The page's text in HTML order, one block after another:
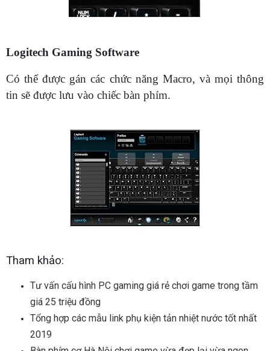
Logitech Gaming Software
Có thể được gán các chức năng Macro, và mọi thông
tin sẽ được lưu vào chiếc bàn phím.
Tham khảo:
Tư vấn cấu hình PC gaming giá rẻ chơi game trong tầm
giá 25 triệu đồng
Tổng hợp các mẫu link phụ kiện tản nhiệt nước tốt nhất
2019